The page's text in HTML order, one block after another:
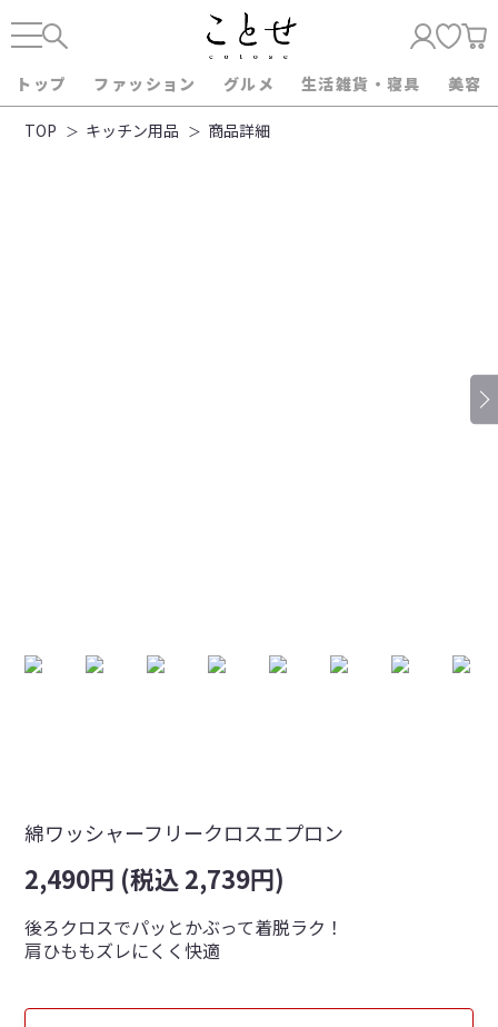
トップ ファッション グルメ 生活雑貨・寝具 美容
TOP キッチン用品 商品詳細
綿ワッシャーフリークロスエプロン
2,490円 (税込 2,739円)
後ろクロスでパッとかぶって着脱ラク！
肩ひももズレにくく快適